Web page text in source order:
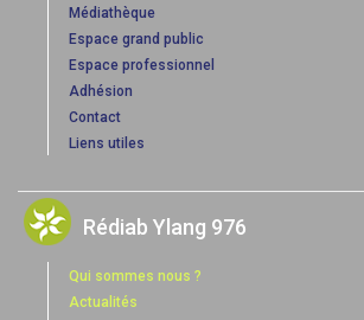
Médiathèque
Espace grand public
Espace professionnel
Adhésion
Contact
Liens utiles
Rédiab Ylang 976
Qui sommes nous ?
Actualités